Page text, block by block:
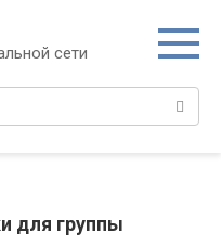
сети
для группы